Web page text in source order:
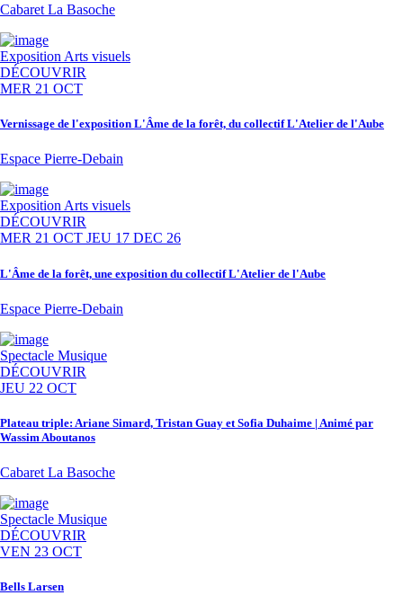
Cabaret La Basoche
Exposition Arts visuels
DÉCOUVRIR
MER 21 OCT
Vernissage de l'exposition L'Âme de la forêt, du collectif L'Atelier de l'Aube
Espace Pierre-Debain
ExpositionArts visuels
DÉCOUVRIR
MER 21 OCT JEU 17 DEC 26
L'Âme de la forêt, une exposition du collectif L'Atelier de l'Aube
Espace Pierre-Debain
Spectacle Musique
DÉCOUVRIR
JEU 22 OCT
Plateau triple: Ariane Simard, Tristan Guay et Sofia Duhaime | Animé par
Wassim Aboutanos
Cabaret La Basoche
Spectacle Musique
DÉCOUVRIR
VEN 23 OCT
Bells Larsen